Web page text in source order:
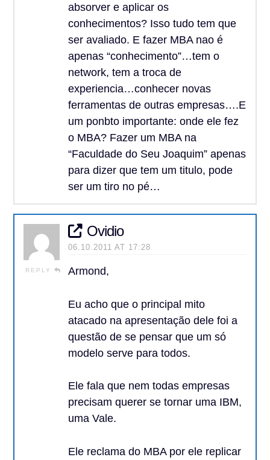
absorver e aplicar os
conhecimentos? Isso tudo tem que
ser avaliado. E fazer MBA nao é
apenas “conhecimento”…tem o
network, tem a troca de
experiencia…conhecer novas
ferramentas de outras empresas….E
um ponbto importante: onde ele fez
o MBA? Fazer um MBA na
“Faculdade do Seu Joaquim” apenas
para dizer que tem um titulo, pode
ser um tiro no pé…
REPLY
Ovidio
06.10.2011 AT 17:28
Armond,
Eu acho que o principal mito
atacado na apresentação dele foi a
questão de se pensar que um só
modelo serve para todos.
Ele fala que nem todas empresas
precisam querer se tornar uma IBM,
uma Vale.
Ele reclama do MBA por ele replicar